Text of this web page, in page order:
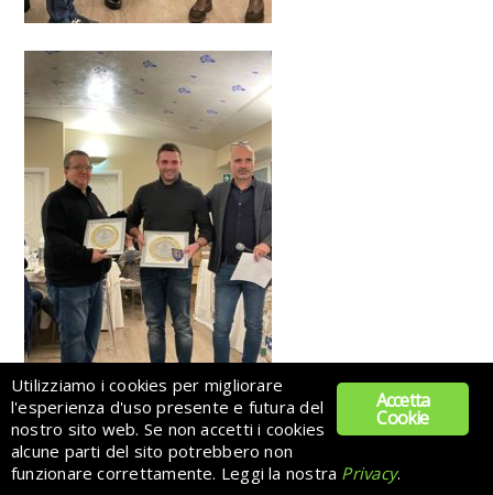
Accetta
Cookie
Utilizziamo i cookies per migliorare
l'esperienza d'uso presente e futura del
nostro sito web. Se non accetti i cookies
alcune parti del sito potrebbero non
funzionare correttamente. Leggi la nostra Privacy.